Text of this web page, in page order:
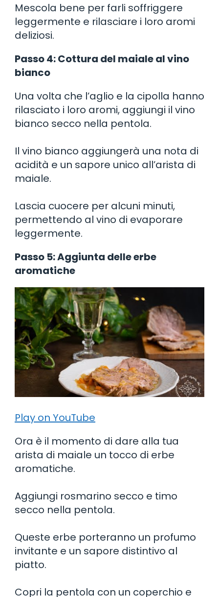
Mescola bene per farli soffriggere
leggermente e rilasciare i loro aromi
deliziosi.
Passo 4: Cottura del maiale al vino
bianco
Una volta che l’aglio e la cipolla hanno
rilasciato i loro aromi, aggiungi il vino
bianco secco nella pentola.
Il vino bianco aggiungerà una nota di
acidità e un sapore unico all’arista di
maiale.
Lascia cuocere per alcuni minuti,
permettendo al vino di evaporare
leggermente.
Passo 5: Aggiunta delle erbe
aromatiche
Play on YouTube
Ora è il momento di dare alla tua
arista di maiale un tocco di erbe
aromatiche.
Aggiungi rosmarino secco e timo
secco nella pentola.
Queste erbe porteranno un profumo
invitante e un sapore distintivo al
piatto.
Copri la pentola con un coperchio e